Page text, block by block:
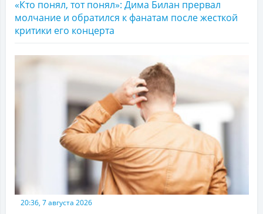
«Кто понял, тот понял»: Дима Билан прервал
молчание и обратился к фанатам после жесткой
критики его концерта
20:36, 7 августа 2026